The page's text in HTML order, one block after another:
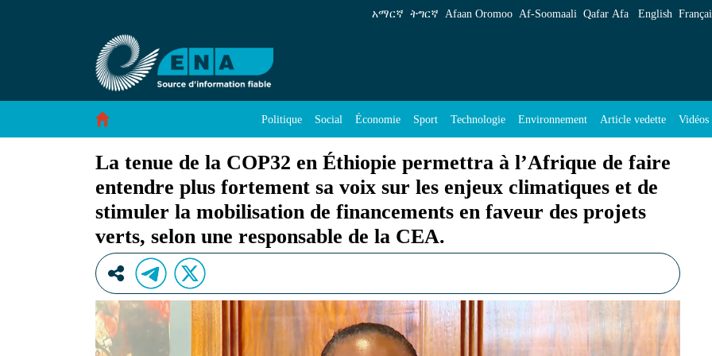
La tenue de la COP32 en Éthiopie permettra à l’Afrique de faire entendre plus fortement sa
አማርኛ ትግርኛ Afaan Oromoo Af‑Soomaali Qafar Afa English
Politique Social Économie Sport Technologie Environnement Article vedette Vidéos
La tenue de la COP32 en Éthiopie permettra à l’Afrique de faire
entendre plus fortement sa voix sur les enjeux climatiques et de
stimuler la mobilisation de financements en faveur des projets
verts, selon une responsable de la CEA.